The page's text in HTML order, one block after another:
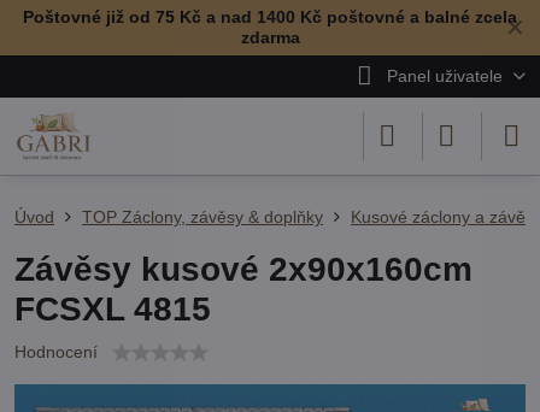
✕
Poštovné již od 75 Kč a nad 1400 Kč poštovné a balné zcela
zdarma
Panel uživatele
Úvod TOP Záclony, závěsy & doplňky Kusové záclony a
Závěsy kusové 2x90x160cm
FCSXL 4815
Hodnocení